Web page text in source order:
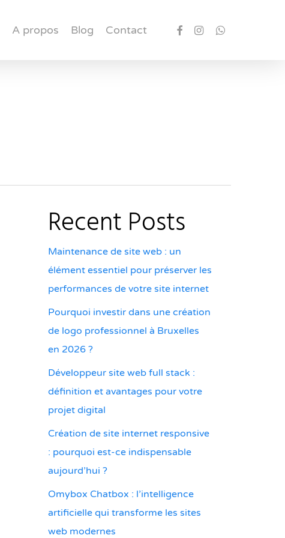
A propos Blog Contact
Recent Posts
Maintenance de site web : un
élément essentiel pour préserver les
performances de votre site internet
Pourquoi investir dans une création
de logo professionnel à Bruxelles
en 2026 ?
Développeur site web full stack :
définition et avantages pour votre
projet digital
Création de site internet responsive
: pourquoi est-ce indispensable
aujourd’hui ?
Omybox Chatbox : l’intelligence
artificielle qui transforme les sites
web modernes